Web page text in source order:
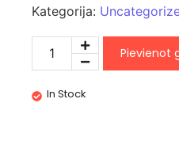
Kategorija:
Pievienot
In Stock